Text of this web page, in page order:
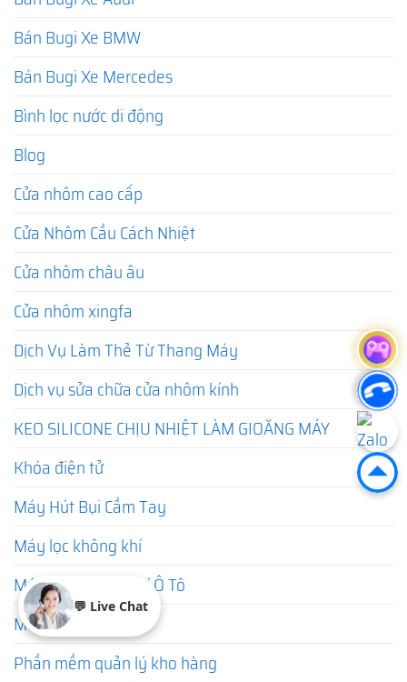
Bán Bugi Xe BMW
Bán Bugi Xe Mercedes
Bình lọc nước di động
Blog
Cửa nhôm cao cấp
Cửa Nhôm Cầu Cách Nhiệt
Cửa nhôm châu âu
Cửa nhôm xingfa
Dịch Vụ Làm Thẻ Từ Thang Máy
Dịch vụ sửa chữa cửa nhôm kính
KEO SILICONE CHỊU NHIỆT LÀM GIOĂNG MÁY
Khóa điện tử
Máy Hút Bụi Cầm Tay
Máy lọc không khí
Máy Lọc Không Khí Ô Tô
Máy sưởi mini
Phần mềm quản lý kho hàng
💬 Live Chat